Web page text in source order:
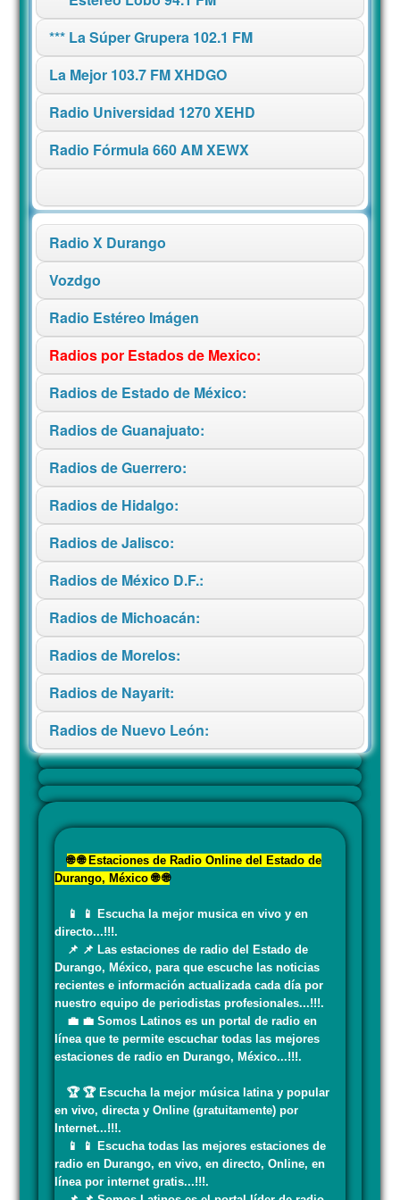
*** La Súper Grupera 102.1 FM
La Mejor 103.7 FM XHDGO
Radio Universidad 1270 XEHD
Radio Fórmula 660 AM XEWX
Radio X Durango
Vozdgo
Radio Estéreo Imágen
Radios por Estados de Mexico:
Radios de Estado de México:
Radios de Guanajuato:
Radios de Guerrero:
Radios de Hidalgo:
Radios de Jalisco:
Radios de México D.F.:
Radios de Michoacán:
Radios de Morelos:
Radios de Nayarit:
Radios de Nuevo León:
🌐 🌐 Estaciones de Radio Online del Estado de
Durango, México 🌐 🌐
📱 📱 Escucha la mejor musica en vivo y en
directo...!!!.
📌 📌 Las estaciones de radio del Estado de
Durango, México, para que escuche las noticias
recientes e información actualizada cada día por
nuestro equipo de periodistas profesionales...!!!.
💼 💼 Somos Latinos es un portal de radio en
línea que te permite escuchar todas las mejores
estaciones de radio en Durango, México...!!!.
🏆 🏆 Escucha la mejor música latina y popular
en vivo, directa y Online (gratuitamente) por
Internet...!!!.
📱 📱 Escucha todas las mejores estaciones de
radio en Durango, en vivo, en directo, Online, en
línea por internet gratis...!!!.